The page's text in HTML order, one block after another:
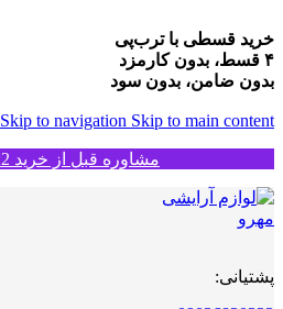
خرید قسطی با ترب‌پی
۴ قسط، بدون کارمزد
بدون ضامن، بدون سود
Skip to navigation Skip to main content
مشاوره قبل از خرید 09026820222
پشتیانی: